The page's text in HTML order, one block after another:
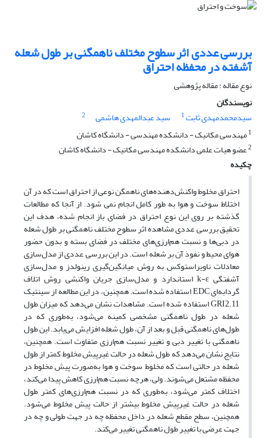
بررسی عددی اثر سطوح مختلف ناهمگنی بر طول شعله
آشفته در محفظه احتراق
نوع مقاله : مقاله پژوهشی
نویسندگان
سیدمحمدمهدی ثابت1 سید عبدالمهدی هاشمی
2
1مهندسی مکانیک - دانشکده مهندسی - دانشگاه کاشان
2عضو هیات علمی دانشکده مهندسی مکانیک - دانشگاه کاشان
چکیده
احتراق مخلوط واکنش‌دهنده‌های ناهمگن نوعی از احتراق است که در آن
اختلاط سوخت و هوا به­ طور کامل انجام نمی­ شود. از آنجا که مطالعات
گذشته بر روی این نوع احتراق در فضای باز انجام‌ شده، هدف این
تحقیق بررسی عددی مشاهده اثر سطوح مختلف ناهمگنی بر طول شعله
در دبی‌ها و نسبت هم‌ارزی‌های مختلف در فضای بسته و بدون حضور
هوای محیط و نفوذ آن بر شعله است. در این بررسی عددی از مدل‌سازی
معادلات ناویراستوکس به روش میانگین‌گیری رینولدز و مدل‌سازی
آشفتگی k-ε استاندارد و مدل‌سازی جریان واکنشی روش اتلاف
گردابه‌ای EDC استفاده ‌شده است. همچنین، در این مطالعه از سینتیک
GRI2.11 استفاده‌ شده است. مشاهدات نشان می‌دهد که میزان طول
شعله در طول ناهمگنی مشخصی کمینه می‌شود، به‌طوری‌ که در
طول‌های ناهمگنی قبل و بعد از آن، طول شعله افزایش می‌یابد. این طول
ناهمگنی با تغییر دبی و تغییر نسبت هم‌ارزی‌ متفاوت است. همچنین،
نتایج نشان می‌دهد که طول شعله در حالت غیرپیش ­مخلوط کمتر از طول
شعله در حالتی است که مخلوط سوخت و هوا به‌صورت پیش­ مخلوط در
محفظه مشتعل می‌شوند. ولی، هرچه نسبت هم‌ارزی کاهش پیدا می‌کند،
اختلاف کمتر می‌شود، به‌طوری‌ که در نسبت هم‌ارزی‌های کمتر طول
شعله در حالت غیرپیش­ مخلوط بیشتر از حالت پیش­ مخلوط می‌شود.
همچنین، سطح مقطع شعله در داخل محفظه چه در جهت طولی و چه در
جهت عرضی با تغییر طول ناهمگنی تغییر می‌کند.